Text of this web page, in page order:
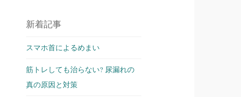
新着記事
スマホ首によるめまい
筋トレしても治らない? 尿漏れの
真の原因と対策